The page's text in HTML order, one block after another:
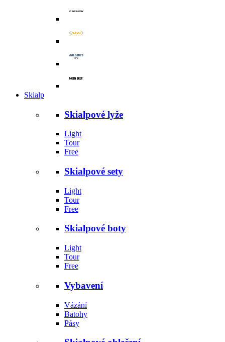
Skialp
Skialpové lyže
Light
Tour
Free
Skialpové sety
Light
Tour
Free
Skialpové boty
Light
Tour
Free
Vybavení
Vázání
Batohy
Pásy